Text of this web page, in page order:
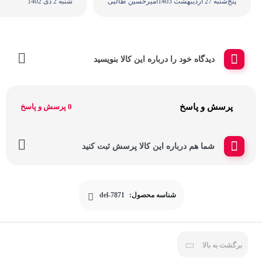
دیدگاه خود را درباره این کالا بنویسید
پرسش و پاسخ 0 پرسش و پاسخ
شما هم درباره این کالا پرسش ثبت کنید
شناسه محصول: del-7871
برگشت به بالا